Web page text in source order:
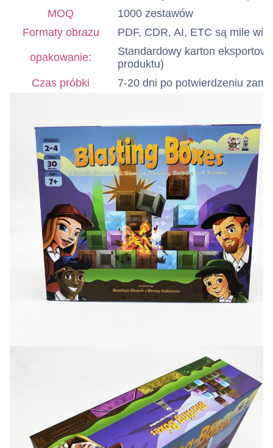
MOQ
1000 zestawów
Formaty obrazu
PDF, CDR, AI, ETC są mile
opakowanie:
Standardowy karton
produktu)
Czas próbki
7-20 dni po potwierdzeniu